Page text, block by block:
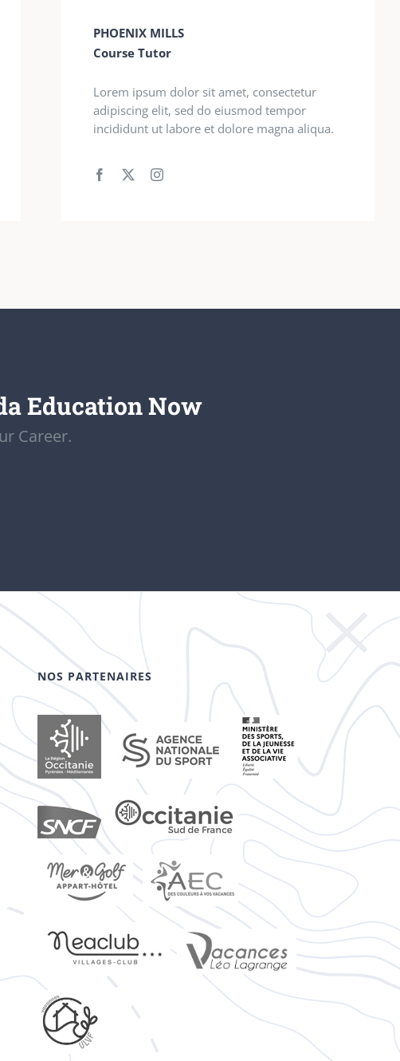
PHOENIX MILLS
Course Tutor
Lorem ipsum dolor sit amet, consectetur
adipiscing elit, sed do eiusmod tempor
incididunt ut labore et dolore magna aliqua.
Education Now
Career.
NOS PARTENAIRES